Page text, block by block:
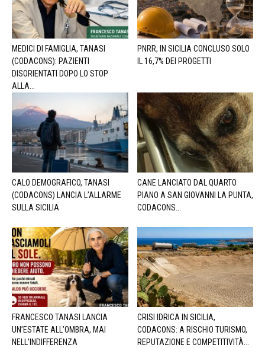
MEDICI DI FAMIGLIA, TANASI
(CODACONS): PAZIENTI
DISORIENTATI DOPO LO STOP
ALLA...
PNRR, IN SICILIA CONCLUSO SOLO
IL 16,7% DEI PROGETTI
CALO DEMOGRAFICO, TANASI
(CODACONS) LANCIA L’ALLARME
SULLA SICILIA
CANE LANCIATO DAL QUARTO
PIANO A SAN GIOVANNI LA PUNTA,
CODACONS...
FRANCESCO TANASI LANCIA
UN’ESTATE ALL’OMBRA, MAI
NELL’INDIFFERENZA
CRISI IDRICA IN SICILIA,
CODACONS: A RISCHIO TURISMO,
REPUTAZIONE E COMPETITIVITÀ...